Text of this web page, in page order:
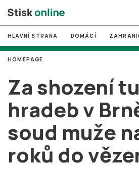
# MUNI
# Brno
# volby
login PŘIHLÁSIT SE
Zapomněli jste heslo?
HLAVNÍ STRANA DOMÁCÍ
Za shození
hradeb v
soud muže
roků do
HOMEPAGE